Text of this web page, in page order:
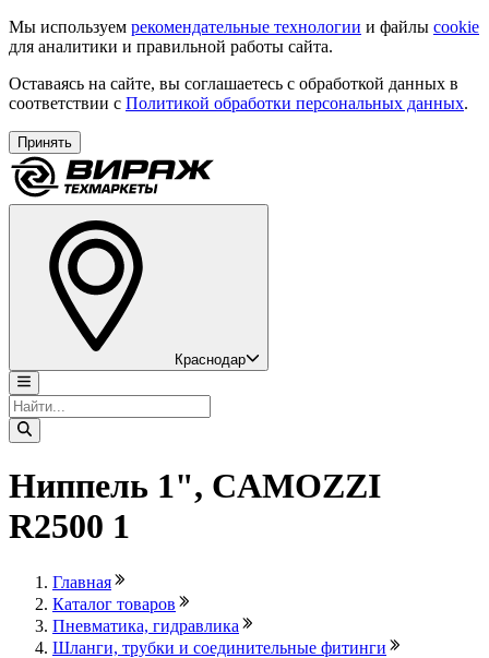
Мы используем рекомендательные технологии и файлы cookie
для аналитики и правильной работы сайта.
Оставаясь на сайте, вы соглашаетесь с обработкой данных в
соответствии с Политикой обработки персональных данных.
Принять
Краснодар
Ниппель 1", CAMOZZI
R2500 1
Главная
Каталог товаров
Пневматика, гидравлика
Шланги, трубки и соединительные фитинги